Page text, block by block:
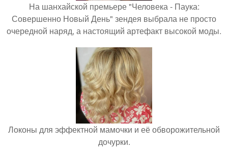
На шанхайской премьере "Человека - Паука:
Совершенно Новый День" зендея выбрала не просто
очередной наряд, а настоящий артефакт высокой моды.
Локоны для эффектной мамочки и её обворожительной
дочурки.